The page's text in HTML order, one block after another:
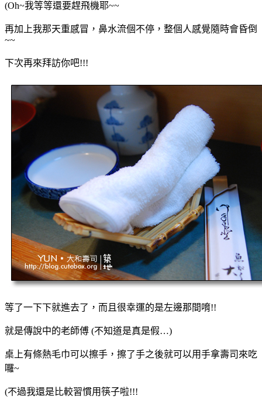
(Oh~我等等還要趕飛機耶~~
再加上我那天重感冒，鼻水流個不停，整個人感覺隨時會昏倒
~~
下次再來拜訪你吧!!!
等了一下下就進去了，而且很幸運的是左邊那間唷!!
就是傳說中的老師傅 (不知道是真是假…)
桌上有條熱毛巾可以擦手，擦了手之後就可以用手拿壽司來吃
囉~
(不過我還是比較習慣用筷子啦!!!